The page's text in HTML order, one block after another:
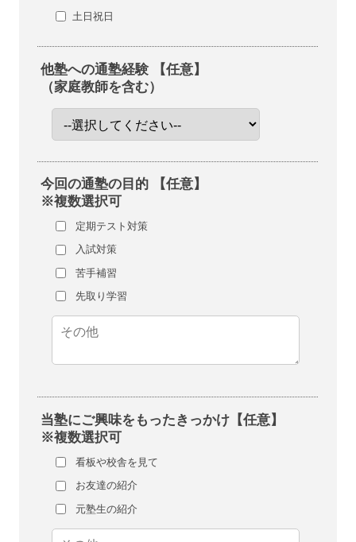
土日祝日
他塾への通塾経験 【任意】
（家庭教師を含む）
今回の通塾の目的 【任意】
※複数選択可
定期テスト対策
入試対策
苦手補習
先取り学習
当塾にご興味をもったきっかけ【任意】
※複数選択可
看板や校舎を見て
お友達の紹介
元塾生の紹介